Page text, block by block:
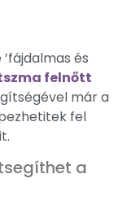
és
felnőtt
már a
fel
a